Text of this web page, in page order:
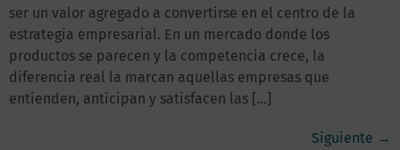
ser un valor agregado a convertirse en el centro de la
estrategia empresarial. En un mercado donde los
productos se parecen y la competencia crece, la
diferencia real la marcan aquellas empresas que
entienden, anticipan y satisfacen las […]
Siguiente →